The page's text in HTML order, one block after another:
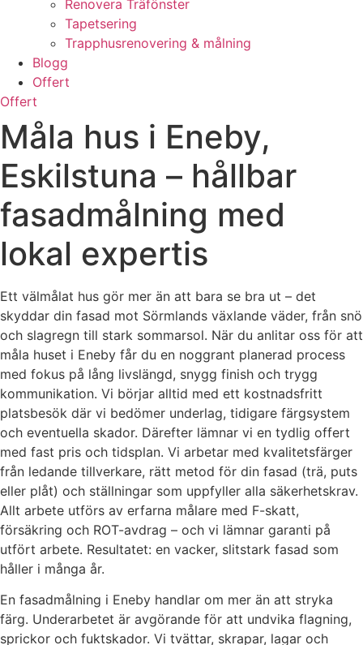
Renovera Träfönster
Tapetsering
Trapphusrenovering & målning
Blogg
Offert
Offert
Måla hus i Eneby,
Eskilstuna – hållbar
fasadmålning med
lokal expertis
Ett välmålat hus gör mer än att bara se bra ut – det
skyddar din fasad mot Sörmlands växlande väder, från snö
och slagregn till stark sommarsol. När du anlitar oss för att
måla huset i Eneby får du en noggrant planerad process
med fokus på lång livslängd, snygg finish och trygg
kommunikation. Vi börjar alltid med ett kostnadsfritt
platsbesök där vi bedömer underlag, tidigare färgsystem
och eventuella skador. Därefter lämnar vi en tydlig offert
med fast pris och tidsplan. Vi arbetar med kvalitetsfärger
från ledande tillverkare, rätt metod för din fasad (trä, puts
eller plåt) och ställningar som uppfyller alla säkerhetskrav.
Allt arbete utförs av erfarna målare med F-skatt,
försäkring och ROT-avdrag – och vi lämnar garanti på
utfört arbete. Resultatet: en vacker, slitstark fasad som
håller i många år.
En fasadmålning i Eneby handlar om mer än att stryka
färg. Underarbetet är avgörande för att undvika flagning,
sprickor och fuktskador. Vi tvättar, skrapar, lagar och